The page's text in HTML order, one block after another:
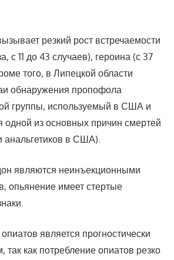
резкий рост встречаемости
с 11 до 43 случаев), героина (с 37
того, в Липецкой области
обнаружения пропофола
группы, используемый в США и
одной из основных причин смертей
анальгетиков в США).
являются неинъекционными
опьянение имеет стертые
является прогностически
так как потребление опиатов резко